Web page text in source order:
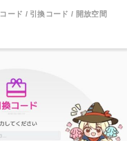
コード / 引換コード / 開放空間